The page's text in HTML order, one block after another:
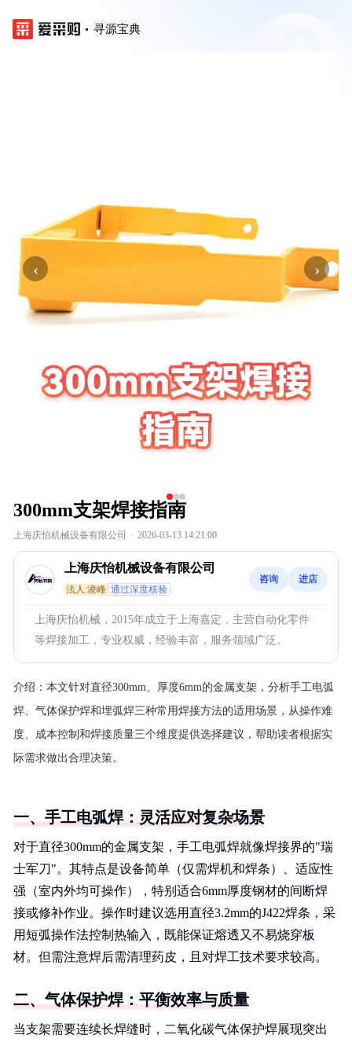
寻源宝典
‹ ›
300mm支架焊接指南
上海庆怡机械设备有限公司 · 2026-03-13 14:21:00
上海庆怡机械设备有限公司
法人:凌峰 通过深度核验
咨询 进店
上海庆怡机械，2015年成立于上海嘉定，主营自动化零件
等焊接加工，专业权威，经验丰富，服务领域广泛。
介绍： 本文针对直径300mm、厚度6mm的金属支架，分析手工电弧
焊、气体保护焊和埋弧焊三种常用焊接方法的适用场景，从操作难
度、成本控制和焊接质量三个维度提供选择建议，帮助读者根据实
际需求做出合理决策。
一、手工电弧焊：灵活应对复杂场景
对于直径300mm的金属支架，手工电弧焊就像焊接界的"瑞
士军刀"。其特点是设备简单（仅需焊机和焊条）、适应性
强（室内外均可操作），特别适合6mm厚度钢材的间断焊
接或修补作业。操作时建议选用直径3.2mm的J422焊条，采
用短弧操作法控制热输入，既能保证熔透又不易烧穿板
材。但需注意焊后需清理药皮，且对焊工技术要求较高。
二、气体保护焊：平衡效率与质量
当支架需要连续长焊缝时，二氧化碳气体保护焊展现突出